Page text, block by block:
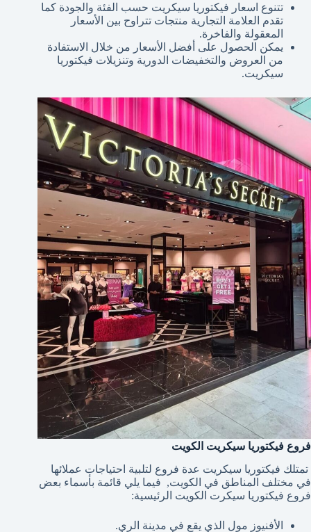
تتنوع اسعار فيكتوريا سيكريت حسب الفئة والجودة كما
تقدم العلامة التجارية منتجات تتراوح بين الأسعار
المعقولة والفاخرة.
يمكن الحصول على أفضل الأسعار من خلال الاستفادة
من العروض والتخفيضات الدورية وتنزيلات فيكتوريا
سيكريت.
فروع فيكتوريا سيكريت الكويت
تمتلك فيكتوريا سيكريت عدة فروع لتلبية احتياجات عملائها
في مختلف المناطق في الكويت, فيما يلي قائمة بأسماء بعض
فروع فيكتوريا سيكرت الكويت الرئيسية:
الأفنيوز مول الذي يقع في مدينة الري.